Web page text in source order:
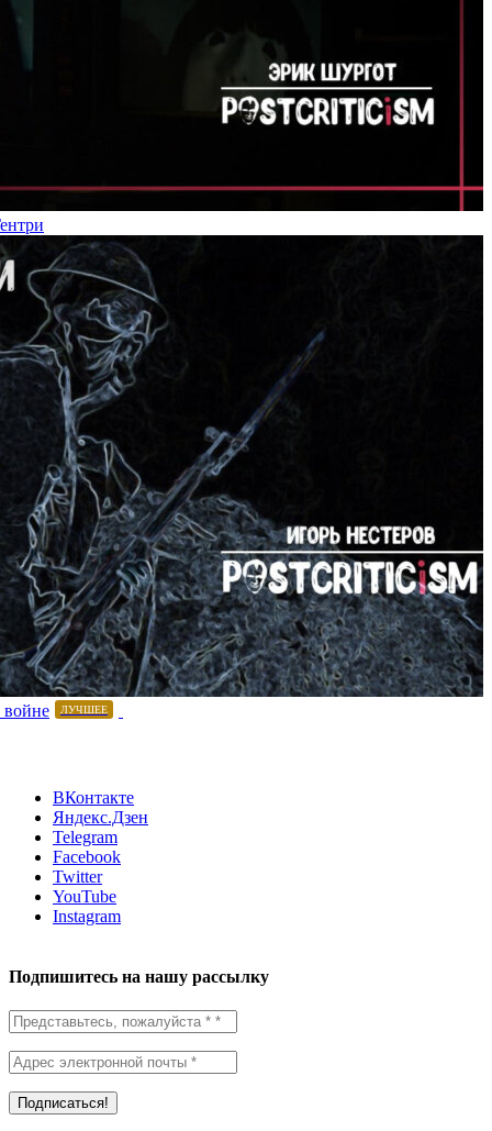
ЛУЧШЕЕ
ВКонтакте
Яндекс.Дзен
Telegram
Facebook
Twitter
YouTube
Instagram
Подпишитесь на нашу рассылку